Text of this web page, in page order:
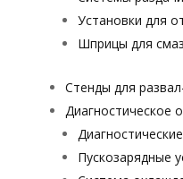
Установки для
Шприцы для
Стенды для
Диагностическое
Пускозарядные